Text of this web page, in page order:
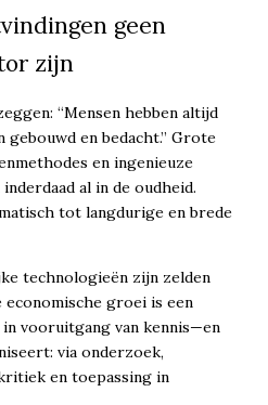
geen
zijn
“Mensen hebben altijd
gebouwd en bedacht.” Grote
en ingenieuze
al in de oudheid.
tot langdurige en brede
technologieën zijn zelden
groei is een
vooruitgang van kennis—en
via onderzoek,
en toepassing in